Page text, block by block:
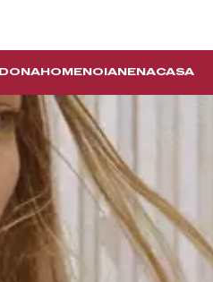
DONAHOMENOIANENACASA